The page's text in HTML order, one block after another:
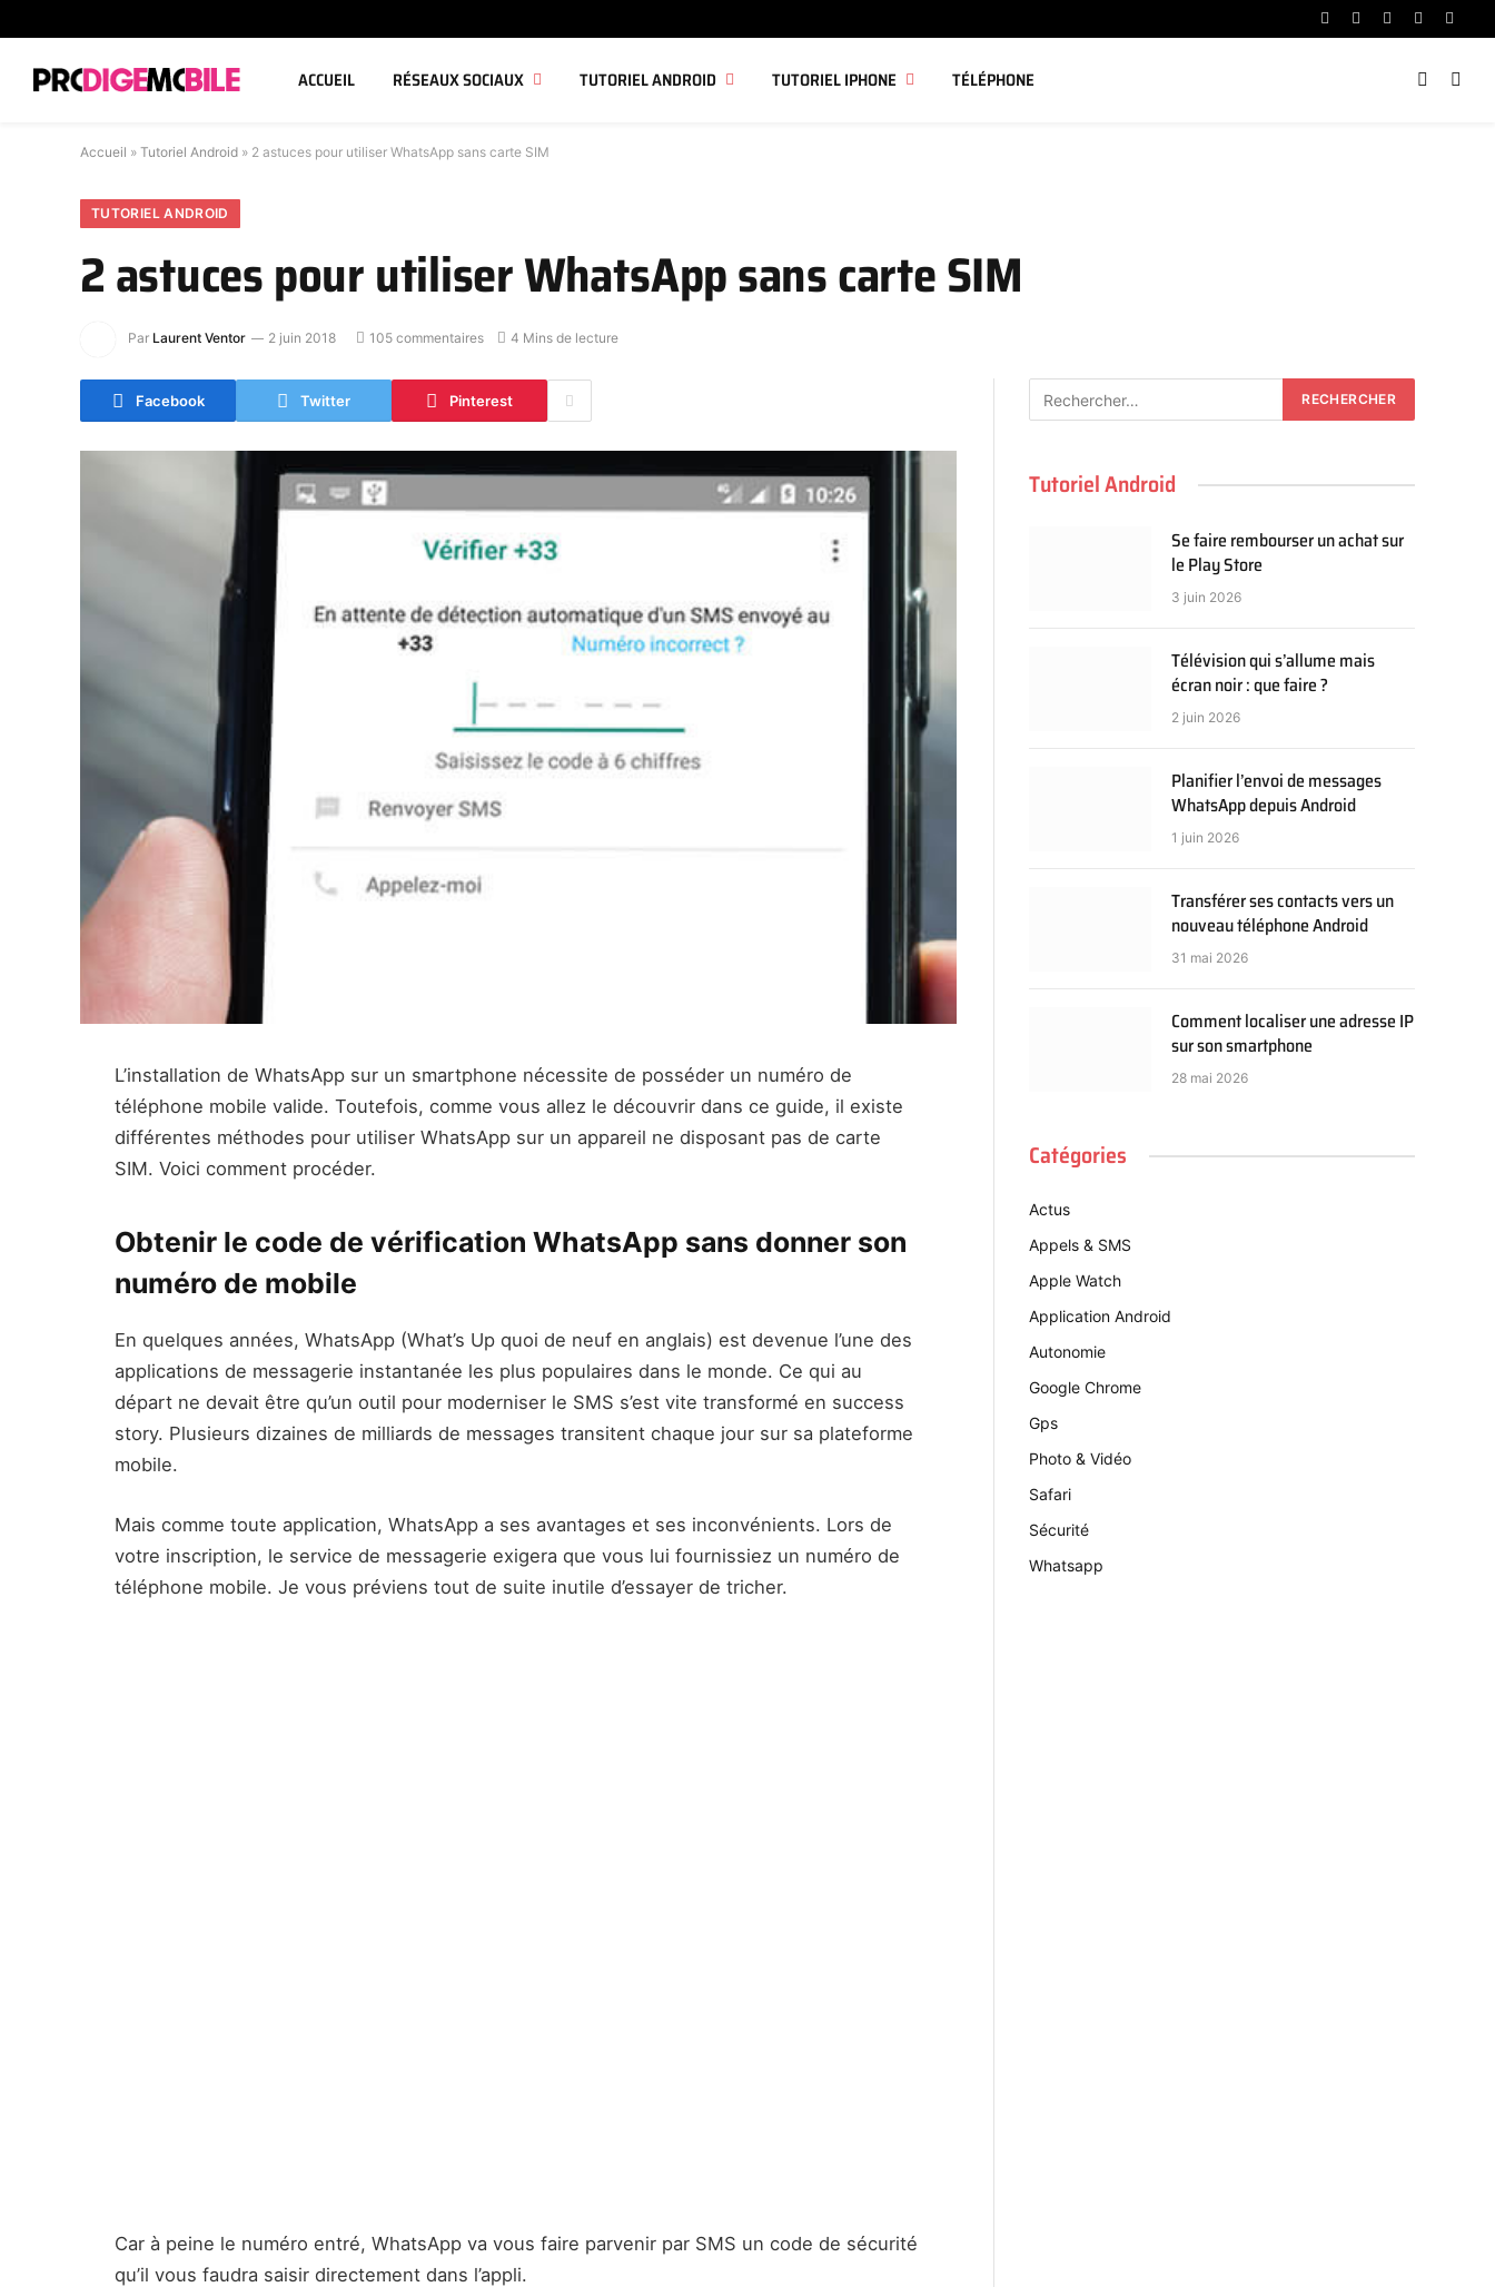
Facebook
X
Instagram
YouTube
ACCUEIL RÉSEAUX SOCIAUX TUTORIEL ANDROID TUTORIEL IPHONE TÉLÉPHONE
Accueil » Tutoriel Android » 2 astuces pour utiliser WhatsApp sans carte SIM
TUTORIEL ANDROID
2 astuces pour utiliser WhatsApp sans carte SIM
Par Laurent Ventor 2 juin 2018 105 commentaires 4 Mins de lecture
Facebook Twitter Pinterest
L’installation de WhatsApp sur un smartphone nécessite de posséder un numéro de
téléphone mobile valide. Toutefois, comme vous allez le découvrir dans ce guide, il existe
différentes méthodes pour utiliser WhatsApp sur un appareil ne disposant pas de carte
SIM. Voici comment procéder.
Obtenir le code de vérification WhatsApp sans donner son
numéro de mobile
En quelques années, WhatsApp (What’s Up quoi de neuf en anglais) est devenue l’une des
applications de messagerie instantanée les plus populaires dans le monde. Ce qui au
départ ne devait être qu’un outil pour moderniser le SMS s’est vite transformé en success
story. Plusieurs dizaines de milliards de messages transitent chaque jour sur sa plateforme
mobile.
Mais comme toute application, WhatsApp a ses avantages et ses inconvénients. Lors de
votre inscription, le service de messagerie exigera que vous lui fournissiez un numéro de
téléphone mobile. Je vous préviens tout de suite inutile d’essayer de tricher.
Car à peine le numéro entré, WhatsApp va vous faire parvenir par SMS un code de sécurité
qu’il vous faudra saisir directement dans l’appli.
Tutoriel Android
Se faire rembourser un achat sur
le Play Store
3 juin 2026
Télévision qui s’allume mais
écran noir : que faire ?
2 juin 2026
Planifier l’envoi de messages
WhatsApp depuis Android
1 juin 2026
Transférer ses contacts vers un
nouveau téléphone Android
31 mai 2026
Comment localiser une adresse IP
sur son smartphone
28 mai 2026
Catégories
Actus
Appels & SMS
Apple Watch
Application Android
Autonomie
Google Chrome
Gps
Photo & Vidéo
Safari
Sécurité
Whatsapp